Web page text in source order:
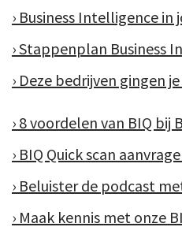
› Business Intelligence in
› Stappenplan Business
› Deze bedrijven gingen
› 8 voordelen van BIQ bij
› BIQ Quick scan
› Beluister de podcast
› Maak kennis met onze